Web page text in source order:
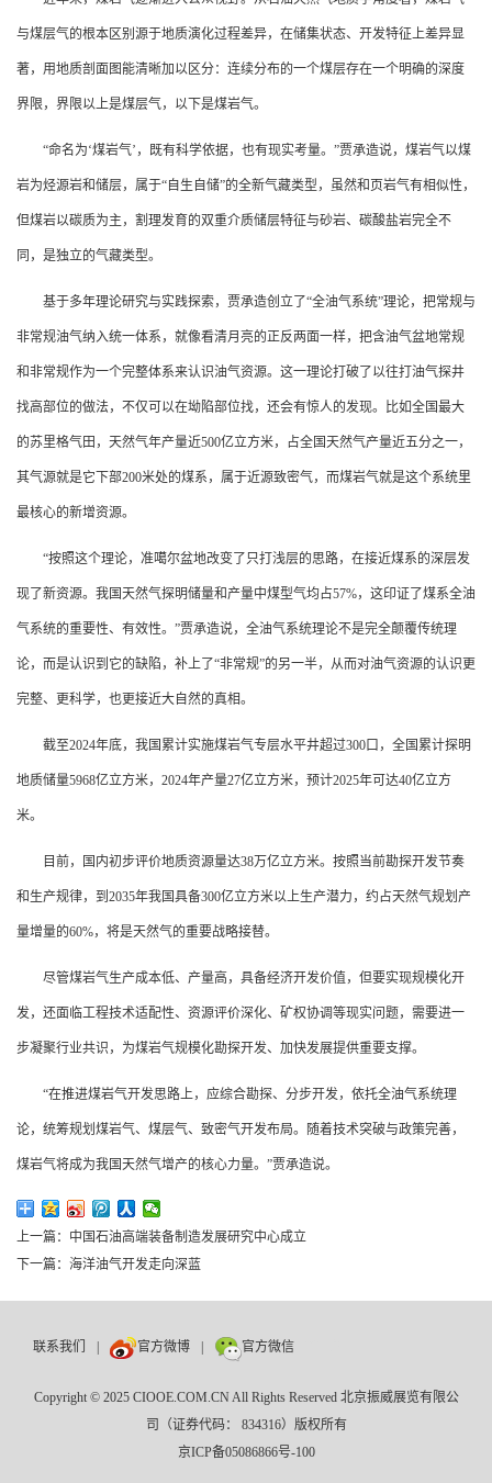
与煤层气的根本区别源于地质演化过程差异，在储集状态、开发特征上差异显
著，用地质剖面图能清晰加以区分：连续分布的一个煤层存在一个明确的深度
界限，界限以上是煤层气，以下是煤岩气。
“命名为‘煤岩气’，既有科学依据，也有现实考量。”贾承造说，煤岩气以煤
岩为烃源岩和储层，属于“自生自储”的全新气藏类型，虽然和页岩气有相似性，
但煤岩以碳质为主，割理发育的双重介质储层特征与砂岩、碳酸盐岩完全不
同，是独立的气藏类型。
基于多年理论研究与实践探索，贾承造创立了“全油气系统”理论，把常规与
非常规油气纳入统一体系，就像看清月亮的正反两面一样，把含油气盆地常规
和非常规作为一个完整体系来认识油气资源。这一理论打破了以往打油气探井
找高部位的做法，不仅可以在坳陷部位找，还会有惊人的发现。比如全国最大
的苏里格气田，天然气年产量近500亿立方米，占全国天然气产量近五分之一，
其气源就是它下部200米处的煤系，属于近源致密气，而煤岩气就是这个系统里
最核心的新增资源。
“按照这个理论，准噶尔盆地改变了只打浅层的思路，在接近煤系的深层发
现了新资源。我国天然气探明储量和产量中煤型气均占57%，这印证了煤系全油
气系统的重要性、有效性。”贾承造说，全油气系统理论不是完全颠覆传统理
论，而是认识到它的缺陷，补上了“非常规”的另一半，从而对油气资源的认识更
完整、更科学，也更接近大自然的真相。
截至2024年底，我国累计实施煤岩气专层水平井超过300口，全国累计探明
地质储量5968亿立方米，2024年产量27亿立方米，预计2025年可达40亿立方
米。
目前，国内初步评价地质资源量达38万亿立方米。按照当前勘探开发节奏
和生产规律，到2035年我国具备300亿立方米以上生产潜力，约占天然气规划产
量增量的60%，将是天然气的重要战略接替。
尽管煤岩气生产成本低、产量高，具备经济开发价值，但要实现规模化开
发，还面临工程技术适配性、资源评价深化、矿权协调等现实问题，需要进一
步凝聚行业共识，为煤岩气规模化勘探开发、加快发展提供重要支撑。
“在推进煤岩气开发思路上，应综合勘探、分步开发，依托全油气系统理
论，统筹规划煤岩气、煤层气、致密气开发布局。随着技术突破与政策完善，
煤岩气将成为我国天然气增产的核心力量。”贾承造说。
上一篇：中国石油高端装备制造发展研究中心成立
下一篇：海洋油气开发走向深蓝
联系我们 官方微博 官方微信
Copyright © 2025 CIOOE.COM.CN All Rights Reserved 北京振威展览有限公
司（证券代码： 834316）版权所有
京ICP备05086866号-100